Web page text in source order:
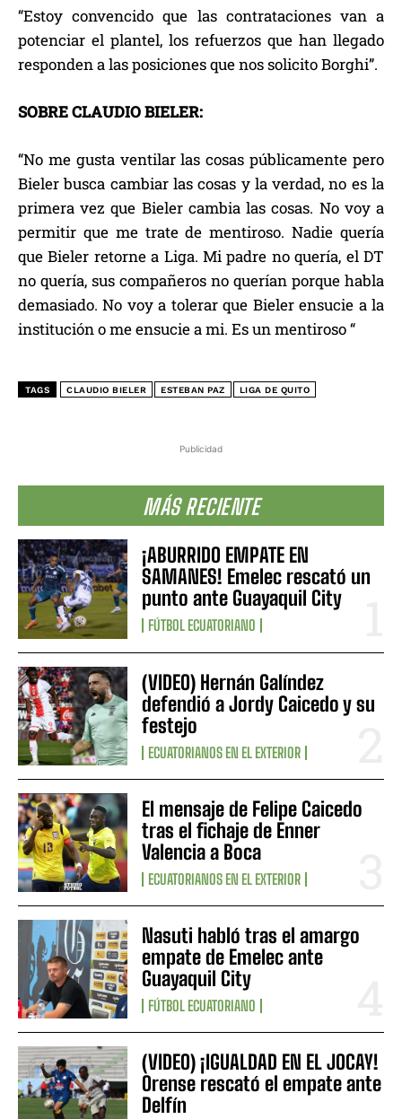
Publicidad
MÁS RECIENTE
¡ABURRIDO EMPATE EN
SAMANES! Emelec rescató un
punto ante Guayaquil City
FÚTBOL ECUATORIANO
(VIDEO) Hernán Galíndez
defendió a Jordy Caicedo y su
festejo
ECUATORIANOS EN EL EXTERIOR
El mensaje de Felipe Caicedo
tras el fichaje de Enner
Valencia a Boca
ECUATORIANOS EN EL EXTERIOR
Nasuti habló tras el amargo
empate de Emelec ante
Guayaquil City
FÚTBOL ECUATORIANO
(VIDEO) ¡IGUALDAD EN EL JOCAY!
Orense rescató el empate ante
Delfín
“Estoy convencido que las contrataciones van a
potenciar el plantel, los refuerzos que han llegado
responden a las posiciones que nos solicito Borghi”.
SOBRE CLAUDIO BIELER:
“No me gusta ventilar las cosas públicamente pero
Bieler busca cambiar las cosas y la verdad, no es la
primera vez que Bieler cambia las cosas. No voy a
permitir que me trate de mentiroso. Nadie quería
que Bieler retorne a Liga. Mi padre no quería, el DT
no quería, sus compañeros no querían porque habla
demasiado. No voy a tolerar que Bieler ensucie a la
institución o me ensucie a mi. Es un mentiroso “
TAGS CLAUDIO BIELER ESTEBAN PAZ LIGA DE QUITO